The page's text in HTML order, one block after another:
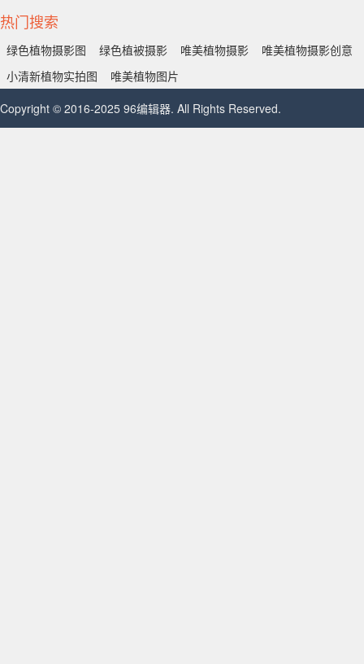
热门搜索
绿色植物摄影图 绿色植被摄影 唯美植物摄影
唯美植物摄影创意
小清新植物实拍图
唯美植物图片
Copyright © 2016-2025 96编辑器. All Rights Reserved.